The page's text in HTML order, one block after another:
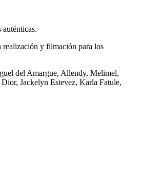
realización y filmación para los
del Amargue, Allendy, Melimel,
Jackelyn Estevez, Karla Fatule,